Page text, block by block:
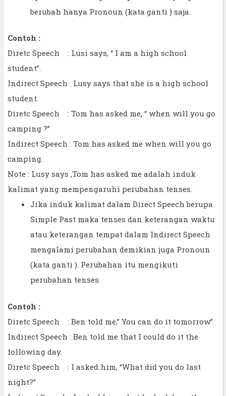
berubah hanya Pronoun (kata ganti ) saja.
Contoh :
Diretc Speech : Lusi says, “ I am a high school
student”.
Indirect Speech : Lusy says that she is a high school
student.
Diretc Speech : Tom has asked me, “ when will you go
camping ?”
Indirect Speech : Tom has asked me when will you go
camping.
Note : Lusy says ,Tom has asked me adalah induk
kalimat yang mempengaruhi perubahan tenses.
Jika induk kalimat dalam Direct Speech berupa
Simple Past maka tenses dan keterangan waktu
atau keterangan tempat dalam Indirect Speech
mengalami perubahan demikian juga Pronoun
(kata ganti ). Perubahan itu mengikuti
perubahan tenses.
Contoh :
Diretc Speech : Ben told me,” You can do it tomorrow”.
Indirect Speech : Ben told me that I could do it the
following day.
Diretc Speech : I asked him, “What did you do last
night?”